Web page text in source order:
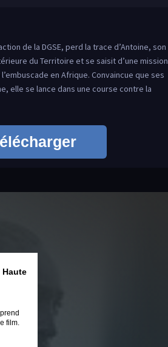
de la DGSE, perd la trace d’Antoine, son
du Territoire et se saisit d’une mission
en Afrique. Convaincue que ses
elle se lance dans une course contre la
Haute
film.